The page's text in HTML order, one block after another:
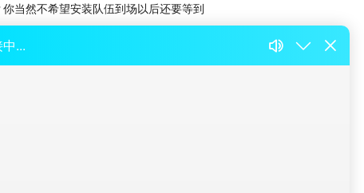
当然不希望安装队伍到场以后还要等到
该场地以往所举行的会议活动情况估
定要索取场地书面的开支预估。